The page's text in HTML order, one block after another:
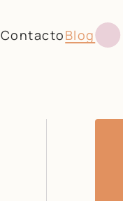
ContactoBlog